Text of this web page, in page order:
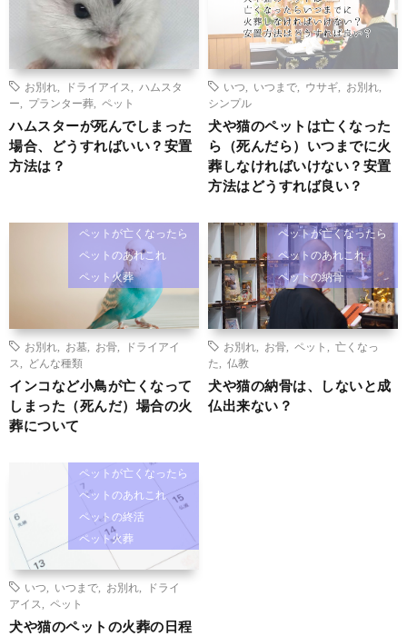
お別れ ドライアイス
ハムスタ
ー
プランター葬 ペット
ハムスターが死んでしまった
場合、どうすればいい？安置
方法は？
いつ いつまで ウサギ お別れ
シンプル
犬や猫のペットは亡くなった
ら（死んだら）いつまでに火
葬しなければいけない？安置
方法はどうすれば良い？
ペットが亡くなったら
ペットのあれこれ
ペット火葬
お別れ お墓 お骨
ドライアイ
ス
どんな種類
インコなど小鳥が亡くなって
しまった（死んだ）場合の火
葬について
ペットが亡くなったら
ペットのあれこれ
ペットの納骨
お別れ お骨 ペット
亡くなっ
た
仏教
犬や猫の納骨は、しないと成
仏出来ない？
ペットが亡くなったら
ペットのあれこれ
ペットの終活
ペット火葬
いつ いつまで お別れ
ドライ
アイス
ペット
犬や猫のペットの火葬の日程